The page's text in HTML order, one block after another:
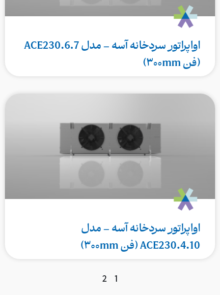
اواپراتور سردخانه آسه – مدل ACE230.6.7
(فن ۳۰۰mm)
اواپراتور سردخانه آسه – مدل
ACE230.4.10 (فن ۳۰۰mm)
1
2